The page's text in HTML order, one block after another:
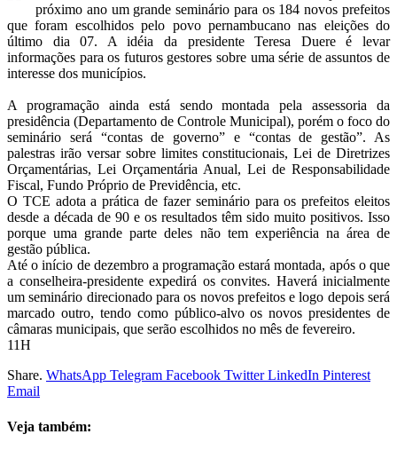
próximo ano um grande seminário para os 184 novos prefeitos
que foram escolhidos pelo povo pernambucano nas eleições do
último dia 07. A idéia da presidente Teresa Duere é levar
informações para os futuros gestores sobre uma série de assuntos de
interesse dos municípios.
A programação ainda está sendo montada pela assessoria da
presidência (Departamento de Controle Municipal), porém o foco do
seminário será “contas de governo” e “contas de gestão”. As
palestras irão versar sobre limites constitucionais, Lei de Diretrizes
Orçamentárias, Lei Orçamentária Anual, Lei de Responsabilidade
Fiscal, Fundo Próprio de Previdência, etc.
O TCE adota a prática de fazer seminário para os prefeitos eleitos
desde a década de 90 e os resultados têm sido muito positivos. Isso
porque uma grande parte deles não tem experiência na área de
gestão pública.
Até o início de dezembro a programação estará montada, após o que
a conselheira-presidente expedirá os convites. Haverá inicialmente
um seminário direcionado para os novos prefeitos e logo depois será
marcado outro, tendo como público-alvo os novos presidentes de
câmaras municipais, que serão escolhidos no mês de fevereiro.
11H
Share. WhatsApp Telegram Facebook Twitter LinkedIn Pinterest
Email
Veja também: